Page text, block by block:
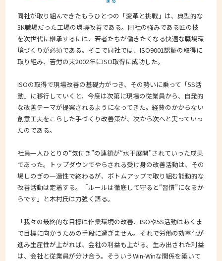
同社が取り組んできたもうひとつの「変革と挑戦」は、典型的な
3K職場だった工場の環境改善である。同社の強みである匠の技
を次世代に継承するには、若者たちが働きたくなる快適な職場環
境づくりが必須である。そこで同社では、ISO9001認証の取得に
取り組み、苦労の末2002年にISO取得に成功した。
ISOの取得で現場改善の基礎力がつき、その勢いに乗って「5S活
動」に移行していくと、今度は次第に現場の従業員から、自発的
な改善テーマが提案されるようになってきた。経費のかからない
創意工夫をこらした手づくり改善策が、次から次へと実っていっ
たのである。
社員一人ひとりの“気付き”の連鎖が“水平展開”されていった成果
であった。トップダウンでやらされる受け身の改善活動は、その
場しのぎの一過性で終わるが、ボトムアップで取り組む能動的な
改善活動は定着する。「ルールは徹底して守ると“習慣”になるか
らです」と木村氏は力強く語る。
「我々の最終的な目標は作業環境の改善、ISOや5S活動はあくま
で目標に向かうための手段に過ぎません。それで労働の効率化が
進み生産性が上がれば、会社の利益も上がる。生み出された利益
は、会社と従業員が分け合う。そういうWin-Winな関係を築いて